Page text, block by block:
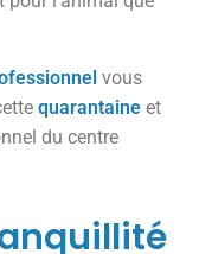
vous
quarantaine et
du centre